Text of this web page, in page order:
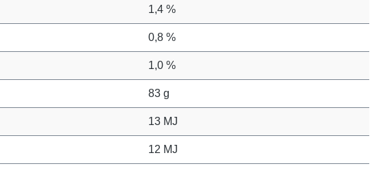
1,4 %
0,8 %
1,0 %
83 g
13 MJ
12 MJ